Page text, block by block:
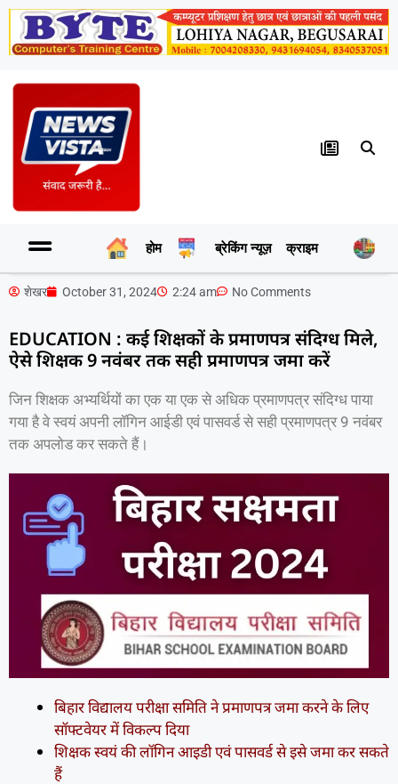
होम ब्रेकिंग न्यूज़ क्राइम
शेखर October 31, 2024 2:24 am No Comments
EDUCATION : कई शिक्षकों के प्रमाणपत्र संदिग्ध मिले,
ऐसे शिक्षक 9 नवंबर तक सही प्रमाणपत्र जमा करें
जिन शिक्षक अभ्यर्थियों का एक या एक से अधिक प्रमाणपत्र संदिग्ध पाया
गया है वे स्वयं अपनी लॉगिन आईडी एवं पासवर्ड से सही प्रमाणपत्र 9 नवंबर
तक अपलोड कर सकते हैं।
बिहार विद्यालय परीक्षा समिति ने प्रमाणपत्र जमा करने के लिए
सॉफ्टवेयर में विकल्प दिया
शिक्षक स्वयं की लॉगिन आइडी एवं पासवर्ड से इसे जमा कर सकते
हैं